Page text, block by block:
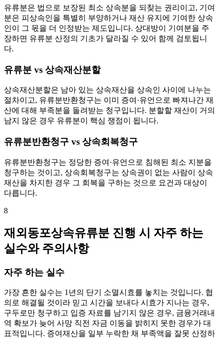
유류분은 법으로 보장된 최소 상속분을 되찾는 권리이고, 기여
분은 피상속인을 특별히 부양하거나 재산 유지에 기여한 상속
인이 그 몫을 더 인정받는 제도입니다. 상대방이 기여분을 주
장하면 유류분 산정의 기초가 달라질 수 있어 함께 검토됩니
다.
유류분 vs 상속재산분할
상속재산분할은 남아 있는 상속재산을 상속인 사이에 나누는
절차이고, 유류분반환청구는 이미 증여·유언으로 빠져나간 재
산에 대해 부족분을 돌려받는 청구입니다. 분할할 재산이 거의
남지 않은 경우 유류분이 핵심 쟁점이 됩니다.
유류분반환청구 vs 상속회복청구
유류분반환청구는 정당한 증여·유언으로 침해된 최소 지분을
청구하는 것이고, 상속회복청구는 상속권이 없는 사람이 상속
재산을 차지한 경우 그 회복을 구하는 것으로 요건과 대상이
다릅니다.
8
재외동포상속유류분 진행 시 자주 하는
실수와 주의사항
자주 하는 실수
가장 흔한 실수는 1년의 단기 소멸시효를 놓치는 것입니다. 협
의로 해결될 것이라 믿고 시간을 보내다 시효가 지나는 경우,
구두로만 청구하고 입증 자료를 남기지 않은 경우, 금융거래내
역 확보가 늦어 사망 직전 자금 이동을 밝히지 못한 경우가 대
표적입니다. 증여재산을 일부 누락한 채 부족액을 잘못 산정하